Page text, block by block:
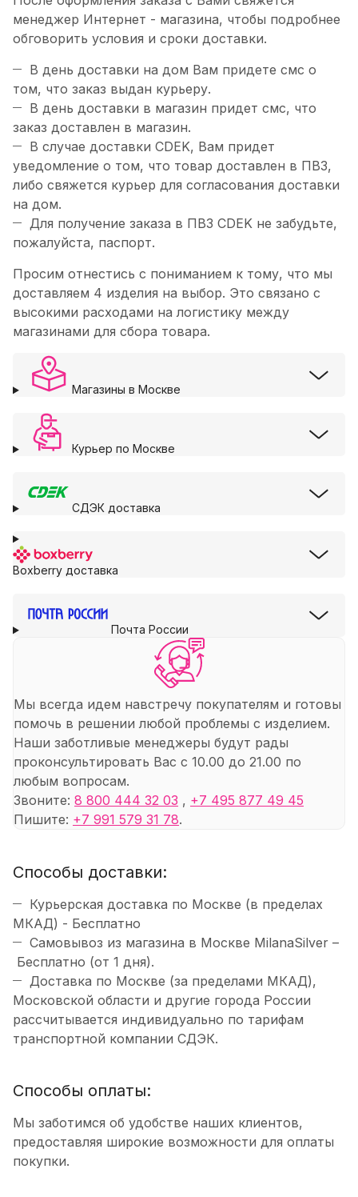
менеджер Интернет - магазина, чтобы подробнее
обговорить условия и сроки доставки.
В день доставки на дом Вам придете смс о
том, что заказ выдан курьеру.
В день доставки в магазин придет смс, что
заказ доставлен в магазин.
В случае доставки CDEK, Вам придет
уведомление о том, что товар доставлен в ПВЗ,
либо свяжется курьер для согласования доставки
на дом.
Для получение заказа в ПВЗ CDEK не забудьте,
пожалуйста, паспорт.
Просим отнестись с пониманием к тому, что мы
доставляем 4 изделия на выбор. Это связано с
высокими расходами на логистику между
магазинами для сбора товара.
Магазины в Москве
Курьер по Москве
СДЭК доставка
Boxberry доставка
Почта России
Мы всегда идем навстречу покупателям и готовы
помочь в решении любой проблемы с изделием.
Наши заботливые менеджеры будут рады
проконсультировать Вас с 10.00 до 21.00 по
любым вопросам.
Звоните: 8 800 444 32 03 , +7 495 877 49 45
Пишите: +7 991 579 31 78.
Способы доставки:
Курьерская доставка по Москве (в пределах
МКАД) - Бесплатно
Самовывоз из магазина в Москве MilanaSilver –
Бесплатно (от 1 дня).
Доставка по Москве (за пределами МКАД),
Московской области и другие города России
рассчитывается индивидуально по тарифам
транспортной компании СДЭК.
Способы оплаты:
Мы заботимся об удобстве наших клиентов,
предоставляя широкие возможности для оплаты
покупки.